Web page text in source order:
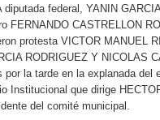
diputada federal, YANIN
FERNANDO CASTRELLON
protesta VICTOR MANUEL
RODRIGUEZ Y NICOLAS
por la tarde en la explanada del
Institucional que dirige
del comité municipal.